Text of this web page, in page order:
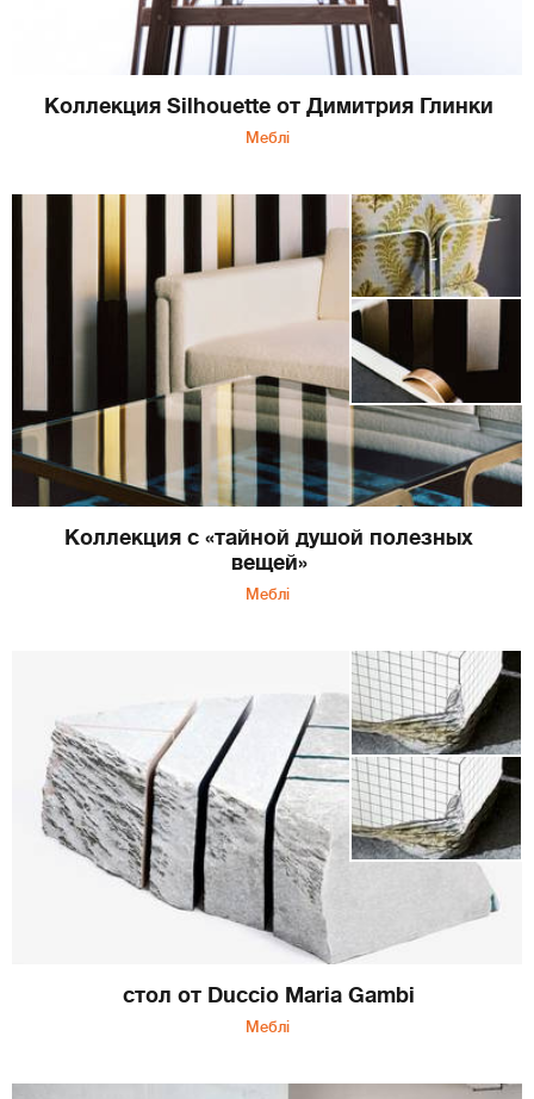
Коллекция Silhouette от Димитрия Глинки
Меблі
Коллекция с «тайной душой полезных
вещей»
Меблі
стол от Duccio Maria Gambi
Меблі